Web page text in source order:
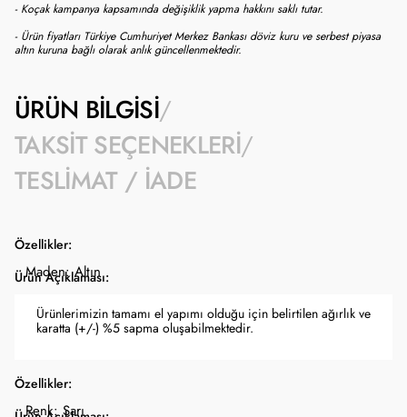
- Koçak kampanya kapsamında değişiklik yapma hakkını saklı tutar.
- Ürün fiyatları Türkiye Cumhuriyet Merkez Bankası döviz kuru ve serbest piyasa
altın kuruna bağlı olarak anlık güncellenmektedir.
ÜRÜN BILGISI
TAKSIT SEÇENEKLERI
TESLIMAT / İADE
Özellikler:
Maden: Altın
Ürün Açıklaması:
Ürünlerimizin tamamı el yapımı olduğu için belirtilen ağırlık ve
karatta (+/-) %5 sapma oluşabilmektedir.
Özellikler:
Renk: Sarı